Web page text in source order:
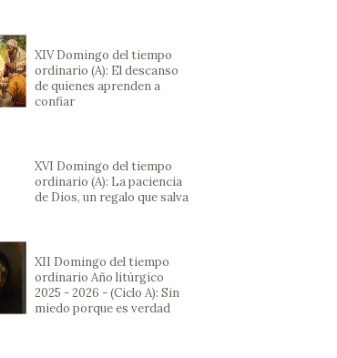
XIV Domingo del tiempo
ordinario (A): El descanso
de quienes aprenden a
confiar
XVI Domingo del tiempo
ordinario (A): La paciencia
de Dios, un regalo que salva
XII Domingo del tiempo
ordinario Año litúrgico
2025 - 2026 - (Ciclo A): Sin
miedo porque es verdad